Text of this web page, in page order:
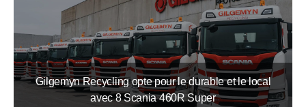
Gilgemyn Recycling opte pour le durable et le local
avec 8 Scania 460R Super